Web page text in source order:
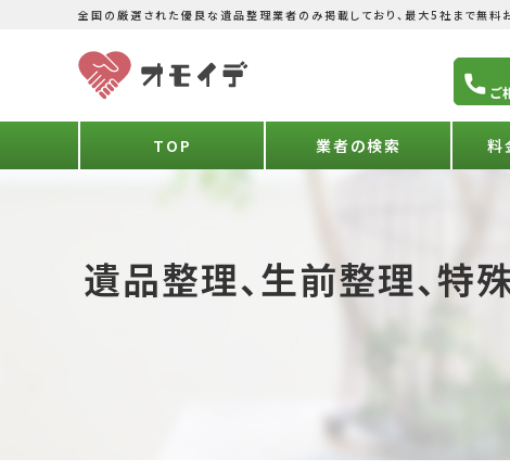
全国の厳選された優良な遺品整理業者のみ掲載しており、最大5社まで無料
TOP 業者の検索 料
遺品整理、生前整理、特